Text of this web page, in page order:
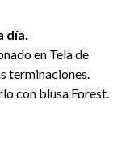
día.
en Tela de
terminaciones.
con blusa Forest.